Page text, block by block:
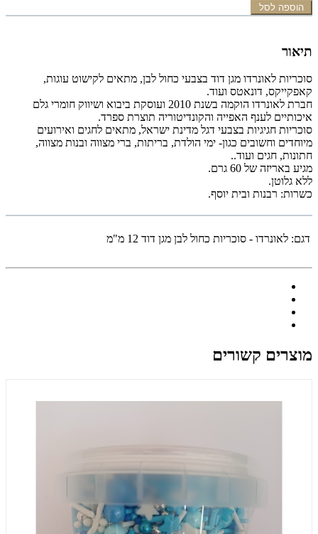
הוספה לסל
תיאור
סוכריות לאונרדו מגן דוד בצבעי כחול לבן, מתאים לקישוט עוגות,
קאפקייקס, דונאטס ועוד.
חברת לאונרדו הוקמה בשנת 2010 ועוסקת ביבוא ושיווק חומרי גלם
איכותיים לענף האפייה והקונדיטוריה תוצרת ספרד.
סוכריות חגיגיות בצבעי דגל מדינת ישראל, מתאים לחגים ואירועים
מיוחדים וחשובים כגון- ימי הולדת, בריתות, ברי מצווה ובנות מצווה,
חתונות, חגים ועוד..
מגיע באריזה של 60 גרם.
ללא גלוטן.
כשרות: רבנות ובית יוסף.
דגם: לאונרדו - סוכריות כחול לבן מגן דוד 12 מ"מ
מוצרים קשורים